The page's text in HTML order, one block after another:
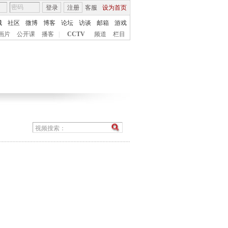
客服 设为首页
登录 注册
社区 微博 博客 论坛 访谈 邮箱
游戏
片
公开课 播客 CCTV 频道 栏目